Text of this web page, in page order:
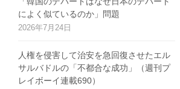
によく似ているのか」問題
2026年7月24日
人権を侵害して治安を急回復させたエル
サルバドルの「不都合な成功」（週刊プ
レイボーイ連載690）